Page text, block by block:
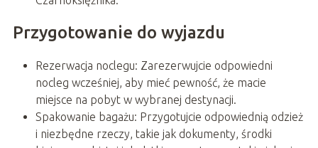
Przygotowanie do wyjazdu
Rezerwacja noclegu: Zarezerwujcie odpowiedni
nocleg wcześniej, aby mieć pewność, że macie
miejsce na pobyt w wybranej destynacji.
Spakowanie bagażu: Przygotujcie odpowiednią odzież
i niezbędne rzeczy, takie jak dokumenty, środki